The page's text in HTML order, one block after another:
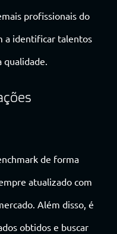
profissionais do
a identificar talentos
qualidade.
de forma
atualizado com
Além disso, é
obtidos e buscar